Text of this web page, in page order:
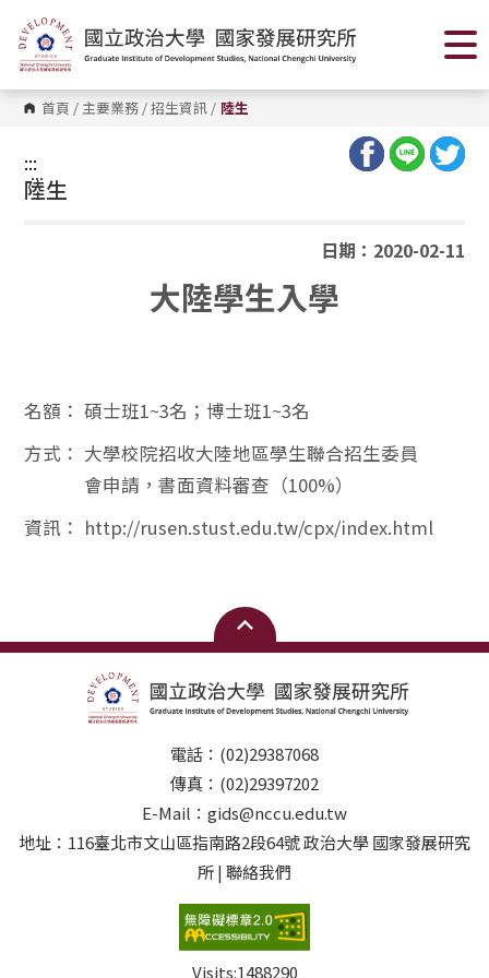
到
主
要
內
容
區 首頁 / 主要業務 /招生資訊 / 陸生
:::
:::
陸生
日期：2020-02-11
大陸學生入學
名額： 碩士班1~3名；博士班1~3名
方式： 大學校院招收大陸地區學生聯合招生委員
會申請，書面資料審查（100%）
資訊： http://rusen.stust.edu.tw/cpx/index.html
電話：(02)29387068
傳真：(02)29397202
E-Mail：gids@nccu.edu.tw
地址：116臺北市文山區指南路2段64號 政治大學 國家發展研究
所 | 聯絡我們
Visits:1488290